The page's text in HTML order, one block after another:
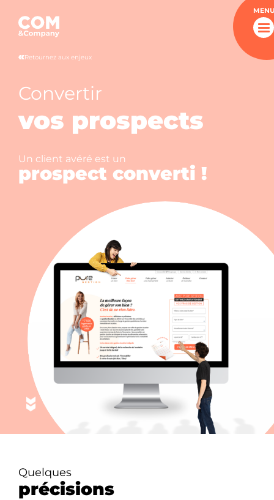
Retournez aux enjeux
Convertir
vos prospects
Un client avéré est un
prospect converti !
Quelques
précisions